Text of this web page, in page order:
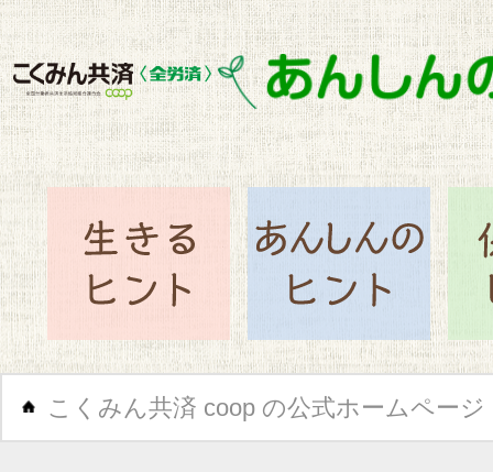
閉
生きるヒントあ
こくみん共済 coop の公式ホームページ